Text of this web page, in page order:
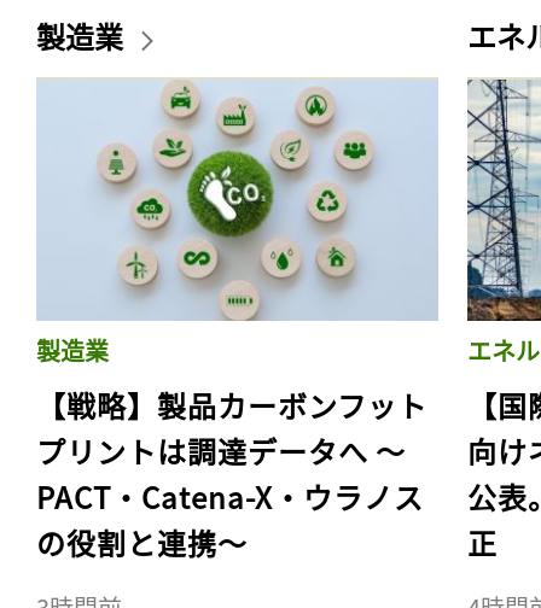
製造業
製造業
【戦略】製品カーボンフット
プリントは調達データへ 〜
PACT・Catena-X・ウラノス
の役割と連携〜
エネ
エネ
【
向け
公表
正